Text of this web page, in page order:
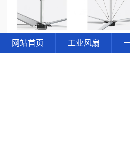
网站首页 工业风扇